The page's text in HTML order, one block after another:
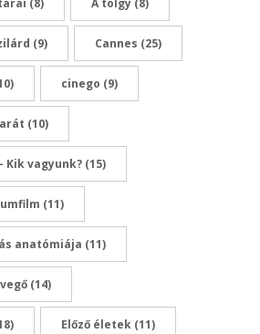
(8) A tölgy (8)
(9) Cannes (25)
cinego (9)
(10)
Kik vagyunk? (15)
(11)
anatómiája (11)
(14)
Előző életek (11)